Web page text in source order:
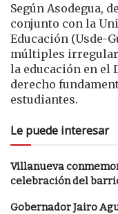
Según Asodegua,
conjunto con la
Educación (Usde-
múltiples
la educación en el
derecho
estudiantes.
Le puede interesar
Villanueva
celebración del
Gobernador Jairo